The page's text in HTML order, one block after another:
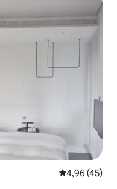
4,96 de uma
4,96 (45)